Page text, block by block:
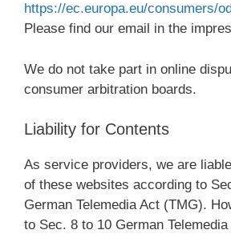
https://ec.europa.eu/consumers/
Please find our email in the
We do not take part in online
consumer arbitration boards.
Liability for Contents
As service providers, we are
of these websites according to
German Telemedia Act (TMG).
to Sec. 8 to 10 German